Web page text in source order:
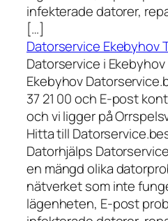
infekterade datorer,
[…]
Datorservice Ekebyhov
Datorservice i
Ekebyhov
37 21 00 och E-post
och vi ligger på
Hitta till
Datorhjälps
en mängd olika
nätverket som inte
lägenheten, E-post